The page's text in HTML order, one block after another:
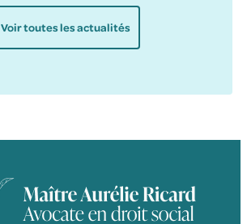
Voir toutes les actualités